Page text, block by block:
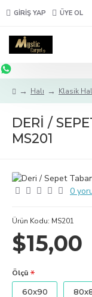
GIRIŞ YAP ÜYE OL
Halı Klasik
DERI /
MS201
0
$15,00
Ürün Kodu: MS201
Ölçü
60x90